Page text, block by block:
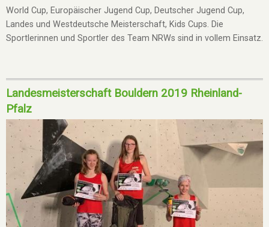
World Cup, Europäischer Jugend Cup, Deutscher Jugend Cup,
Landes und Westdeutsche Meisterschaft, Kids Cups. Die
Sportlerinnen und Sportler des Team NRWs sind in vollem Einsatz.
Landesmeisterschaft Bouldern 2019 Rheinland-
Pfalz